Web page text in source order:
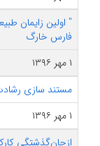
" اولین زایمان
فارس خارگ
۱ مهر ۱۳۹۶
مستند سازی
۱ مهر ۱۳۹۶